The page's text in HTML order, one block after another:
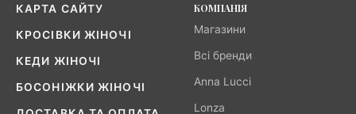
КАРТА САЙТУ
КРОСІВКИ ЖІНОЧІ
КЕДИ ЖІНОЧІ
БОСОНІЖКИ ЖІНОЧІ
КОМПАНІЯ
Магазини
Всі бренди
Anna Lucci
Lonza